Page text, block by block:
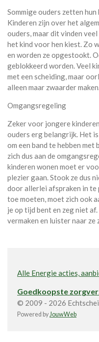
Sommige ouders zetten
Kinderen zijn over het
ouders, maar dit vinden
het kind voor hen kiest. Zo
en worden ze opgestookt.
geblokkeerd worden. Veel
met een scheiding, maar
alleen maar zwaarder
Omgangsregeling
Zeker voor jongere
ouders erg belangrijk. Het
om een band te hebben met
zich dus aan de
kinderen wonen moet er
plezier gaan. Stook ze dus
door allerlei afspraken in te
toe moeten, moet zich ook
je op tijd bent en zeg niet
vermaken en luister naar
Alle Energie acties,
Goedkoopste
© 2009 - 2026
Powered byJouwWeb